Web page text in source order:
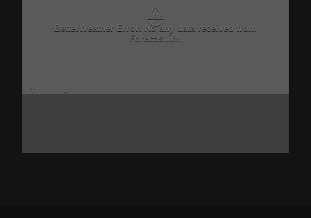
⚠
BetterWeather Error: No any data received from
Forecast.io!.